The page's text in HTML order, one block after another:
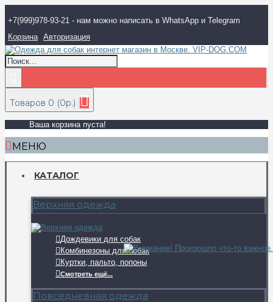
+7(999)978-93-21 - нам можно написать в WhatsApp и Telegram
Корзина Авторизация
Товаров 0 (0р.)
Ваша корзина пуста!
МЕНЮ
КАТАЛОГ
Верхняя одежда
Дождевики для собак
Комбинезоны для собак
Куртки, пальто, попоны
Смотреть ещё...
Повседневная одежда